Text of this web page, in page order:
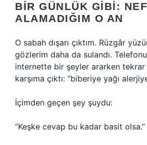
BIR GÜNLÜK GIBI:
ALAMADIĞIM O AN
O sabah dışarı çıktım. Rüzgâr
gözlerim daha da sulandı. Telefonu
internette bir şeyler ararken tekrar
karşıma çıktı: “biberiye yağı
İçimden geçen şey şuydu:
“Keşke cevap bu kadar basit olsa.”